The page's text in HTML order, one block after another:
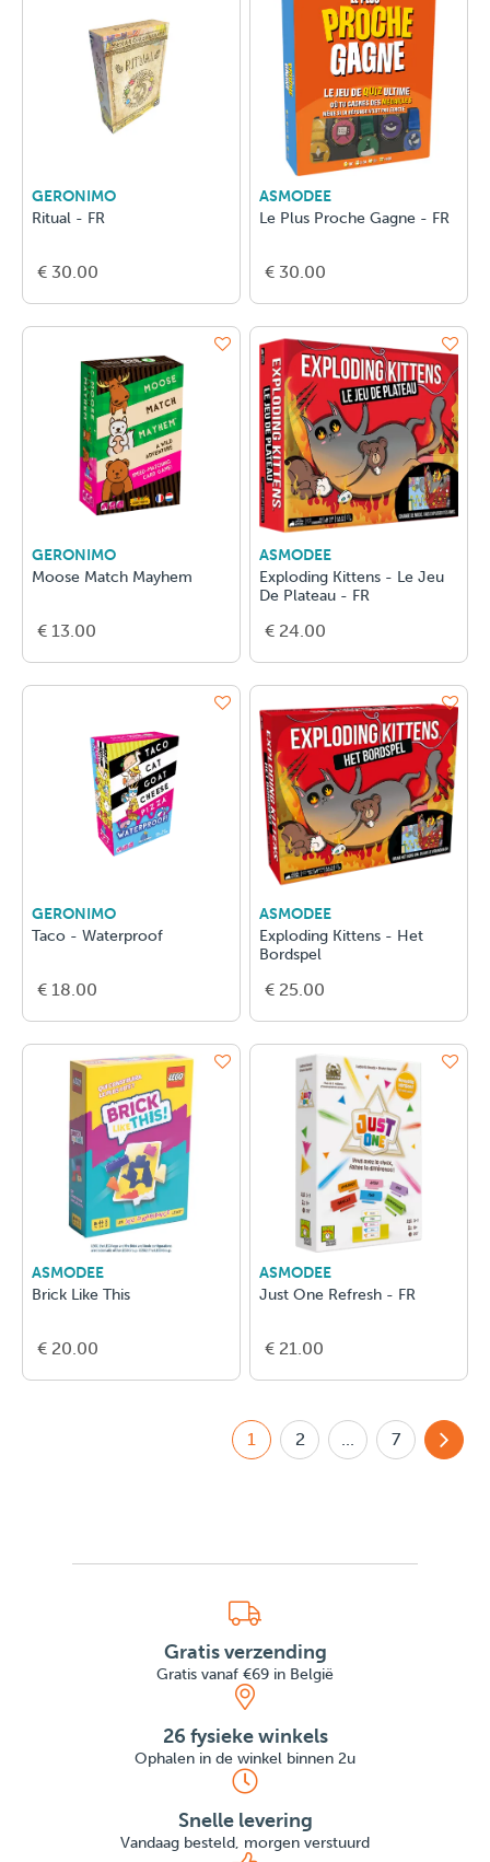
GERONIMO
Ritual - FR
€ 30.00
ASMODEE
Le Plus Proche Gagne - FR
€ 30.00
GERONIMO
Moose Match Mayhem
€ 13.00
ASMODEE
Exploding Kittens - Le Jeu
De Plateau - FR
€ 24.00
GERONIMO
Taco - Waterproof
€ 18.00
ASMODEE
Exploding Kittens - Het
Bordspel
€ 25.00
ASMODEE
Brick Like This
€ 20.00
ASMODEE
Just One Refresh - FR
€ 21.00
1 2 ... 7
Gratis verzending
Gratis vanaf €69 in België
26 fysieke winkels
Ophalen in de winkel binnen 2u
Snelle levering
Vandaag besteld, morgen verstuurd